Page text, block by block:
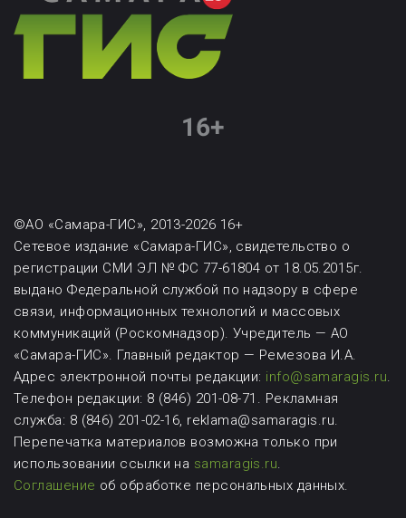
©АО «Самара-ГИС», 2013-2026 16+
Сетевое издание «Самара-ГИС», свидетельство о
регистрации СМИ ЭЛ № ФС 77-61804 от 18.05.2015г.
выдано Федеральной службой по надзору в сфере
связи, информационных технологий и массовых
коммуникаций (Роскомнадзор). Учредитель — АО
«Самара-ГИС». Главный редактор — Ремезова И.А.
Адрес электронной почты редакции: info@samaragis.ru.
Телефон редакции: 8 (846) 201-08-71. Рекламная
служба: 8 (846) 201-02-16, reklama@samaragis.ru.
Перепечатка материалов возможнатолько при
использовании ссылки на samaragis.ru.
Соглашение об обработке персональных данных.